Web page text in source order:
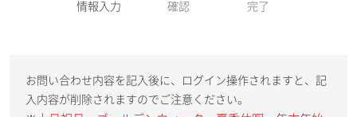
現
情報入力 確認 完了
お問い合わせ内容を記入後に、ログイン操作されますと、記
入内容が削除されますのでご注意ください。